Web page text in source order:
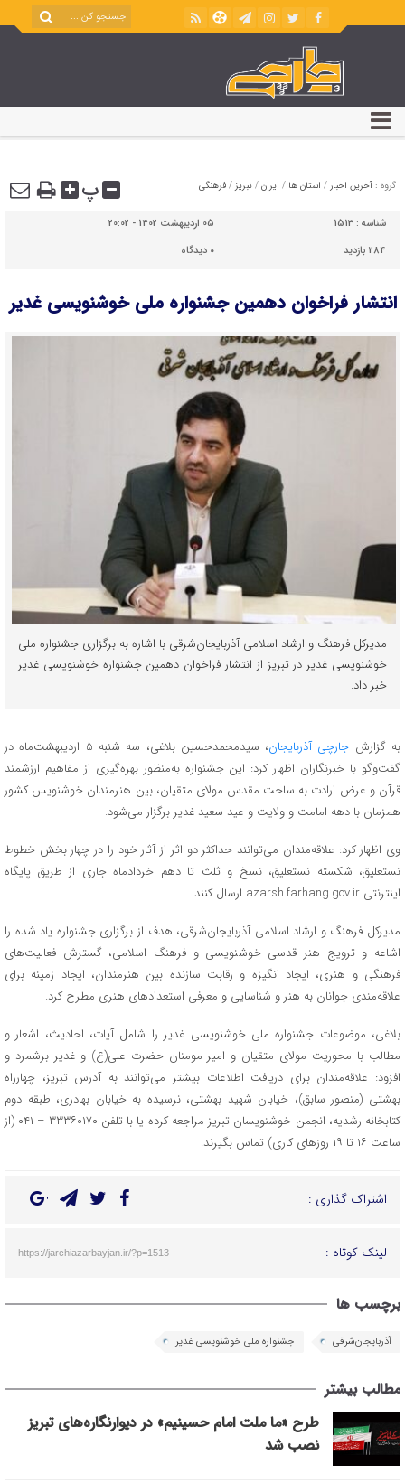
گروه : آخرین اخبار / استان ها / ایران / تبریز / فرهنگی پ
شناسه : 1513
05 اردیبهشت 1402 - 20:02
284 بازدید
۰ دیدگاه
انتشار فراخوان دهمین جشنواره ملی خوشنویسی غدیر
مدیرکل فرهنگ و ارشاد اسلامی آذربایجان‌شرقی با اشاره به برگزاری جشنواره ملی
خوشنویسی غدیر در تبریز از انتشار فراخوان دهمین جشنواره خوشنویسی غدیر
خبر داد.
به گزارش جارچی آذربایجان
، سیدمحمدحسین بلاغی، سه شنبه ۵ اردیبهشت‌ماه در
گفت‌وگو با خبرنگاران اظهار کرد: این جشنواره به‌منظور بهره‌گیری از مفاهیم ارزشمند
قرآن و عرض ارادت به ساحت مقدس مولای متقیان، بین هنرمندان خوشنویس کشور
همزمان با دهه امامت و ولایت و عید سعید غدیر برگزار می‌شود.
وی اظهار کرد: علاقه‌مندان می‌توانند حداکثر دو اثر از آثار خود را در چهار بخش خطوط
نستعلیق، شکسته نستعلیق، نسخ و ثلث تا دهم خردادماه جاری از طریق پایگاه
اینترنتی azarsh.farhang.gov.ir ارسال کنند.
مدیرکل فرهنگ و ارشاد اسلامی آذربایجان‌شرقی، هدف از برگزاری جشنواره یاد شده را
اشاعه و ترویج هنر قدسی خوشنویسی و فرهنگ اسلامی، گسترش فعالیت‌های
فرهنگی و هنری، ایجاد انگیزه و رقابت سازنده بین هنرمندان، ایجاد زمینه برای
علاقه‌مندی جوانان به هنر و شناسایی و معرفی استعدادهای هنری مطرح کرد.
بلاغی، موضوعات جشنواره ملی خوشنویسی غدیر را شامل آیات، احادیث، اشعار و
مطالب با محوریت مولای متقیان و امیر مومنان حضرت علی(ع) و غدیر برشمرد و
افزود: علاقه‌مندان برای دریافت اطلاعات بیشتر می‌توانند به آدرس تبریز، چهارراه
بهشتی (منصور سابق)، خیابان شهید بهشتی، نرسیده به خیابان بهادری، طبقه دوم
کتابخانه رشدیه، انجمن خوشنویسان تبریز مراجعه کرده یا با تلفن ۳۳۳۶۰۱۷۰ – ۰۴۱ (از
ساعت ۱۶ تا ۱۹ روزهای کاری) تماس بگیرند.
اشتراک گذاری :
لینک کوتاه : https://jarchiazarbayjan.ir/?p=1513
برچسب ها
آذربایجان‌شرقی جشنواره ملی خوشنویسی غدیر
مطالب بیشتر
طرح «ما ملت امام حسینیم» در دیوارنگاره‌های تبریز
نصب شد